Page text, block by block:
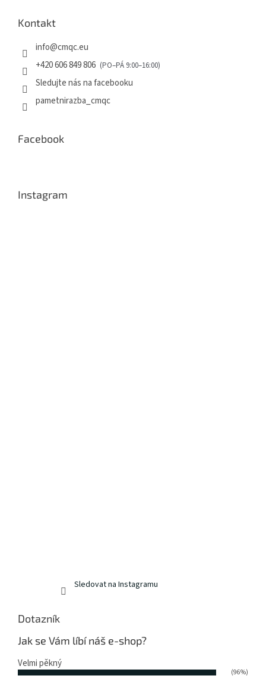
Kontakt
info@cmqc.eu
+420 606 849 806
Sledujte nás na facebooku
pametnirazba_cmqc
Facebook
Instagram
Sledovat na Instagramu
Dotazník
Jak se Vám líbí náš e-shop?
Velmi pěkný
(96%)